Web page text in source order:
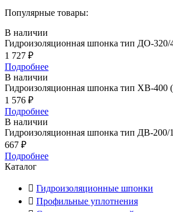
Популярные товары:
В наличии
Гидроизоляционная шпонка тип ДО-
1 727 ₽
Подробнее
В наличии
Гидроизоляционная шпонка тип ХВ-
1 576 ₽
Подробнее
В наличии
Гидроизоляционная шпонка тип ДВ-
667 ₽
Подробнее
Каталог
Гидроизоляционные шпонки
Профильные уплотнения